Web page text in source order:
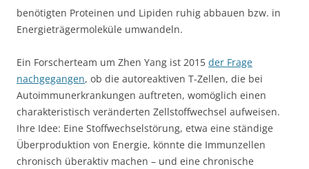
benötigten Proteinen und Lipiden ruhig abbauen bzw. in
Energieträgermoleküle umwandeln.
Ein Forscherteam um Zhen Yang ist 2015 der Frage
nachgegangen, ob die autoreaktiven T-Zellen, die bei
Autoimmunerkrankungen auftreten, womöglich einen
charakteristisch veränderten Zellstoffwechsel aufweisen.
Ihre Idee: Eine Stoffwechselstörung, etwa eine ständige
Überproduktion von Energie, könnte die Immunzellen
chronisch überaktiv machen – und eine chronische